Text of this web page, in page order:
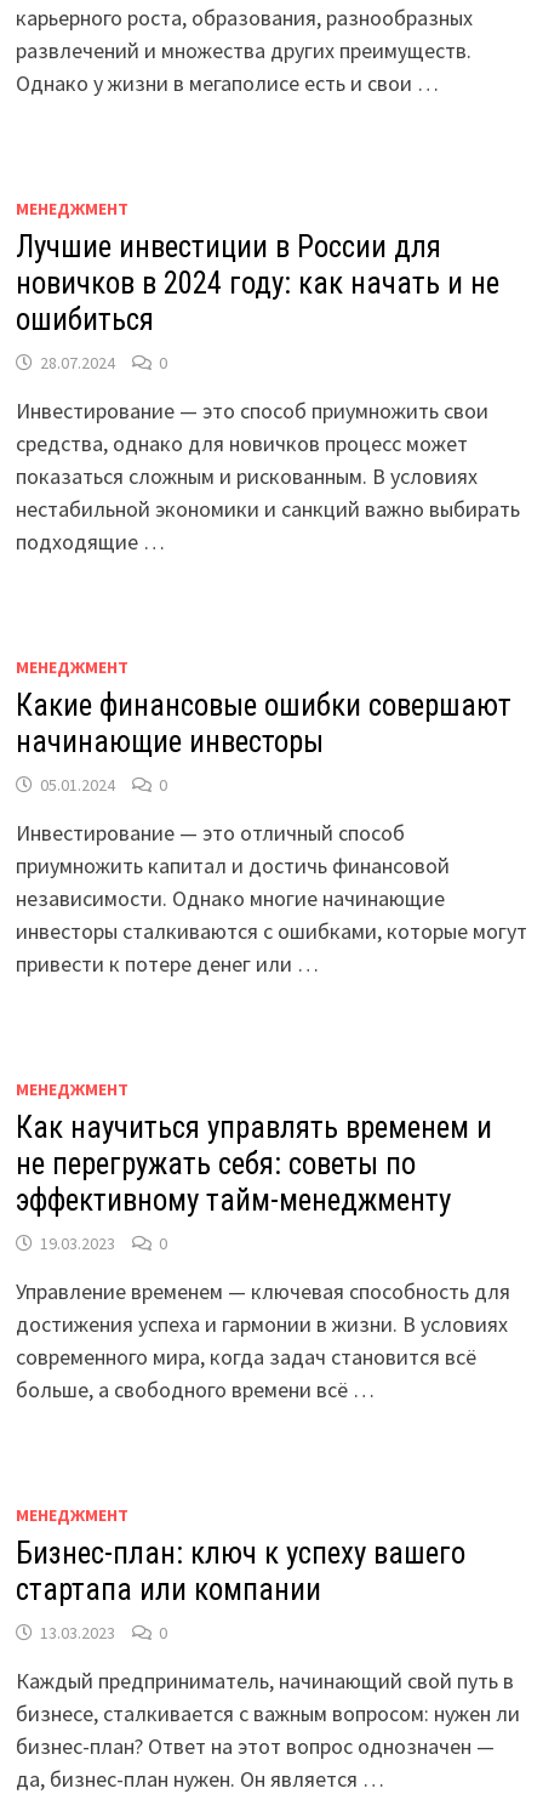
карьерного роста, образования, разнообразных
развлечений и множества других преимуществ.
Однако у жизни в мегаполисе есть и свои …
МЕНЕДЖМЕНТ
Лучшие инвестиции в России для
новичков в 2024 году: как начать и не
ошибиться
28.07.2024 0
Инвестирование — это способ приумножить свои
средства, однако для новичков процесс может
показаться сложным и рискованным. В условиях
нестабильной экономики и санкций важно выбирать
подходящие …
МЕНЕДЖМЕНТ
Какие финансовые ошибки совершают
начинающие инвесторы
05.01.2024 0
Инвестирование — это отличный способ
приумножить капитал и достичь финансовой
независимости. Однако многие начинающие
инвесторы сталкиваются с ошибками, которые могут
привести к потере денег или …
МЕНЕДЖМЕНТ
Как научиться управлять временем и
не перегружать себя: советы по
эффективному тайм-менеджменту
19.03.2023 0
Управление временем — ключевая способность для
достижения успеха и гармонии в жизни. В условиях
современного мира, когда задач становится всё
больше, а свободного времени всё …
МЕНЕДЖМЕНТ
Бизнес-план: ключ к успеху вашего
стартапа или компании
13.03.2023 0
Каждый предприниматель, начинающий свой путь в
бизнесе, сталкивается с важным вопросом: нужен ли
бизнес-план? Ответ на этот вопрос однозначен —
да, бизнес-план нужен. Он является …